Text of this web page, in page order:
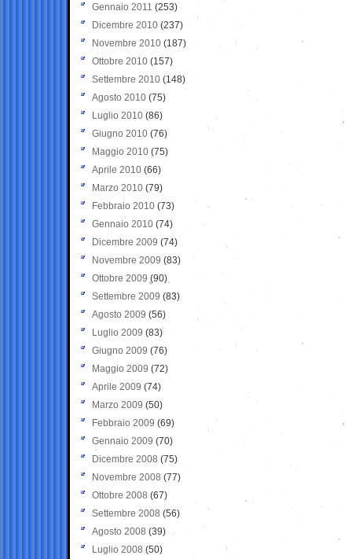
Gennaio 2011 (253)
Dicembre 2010 (237)
Novembre 2010 (187)
Ottobre 2010 (157)
Settembre 2010 (148)
Agosto 2010 (75)
Luglio 2010 (86)
Giugno 2010 (76)
Maggio 2010 (75)
Aprile 2010 (66)
Marzo 2010 (79)
Febbraio 2010 (73)
Gennaio 2010 (74)
Dicembre 2009 (74)
Novembre 2009 (83)
Ottobre 2009 (90)
Settembre 2009 (83)
Agosto 2009 (56)
Luglio 2009 (83)
Giugno 2009 (76)
Maggio 2009 (72)
Aprile 2009 (74)
Marzo 2009 (50)
Febbraio 2009 (69)
Gennaio 2009 (70)
Dicembre 2008 (75)
Novembre 2008 (77)
Ottobre 2008 (67)
Settembre 2008 (56)
Agosto 2008 (39)
Luglio 2008 (50)